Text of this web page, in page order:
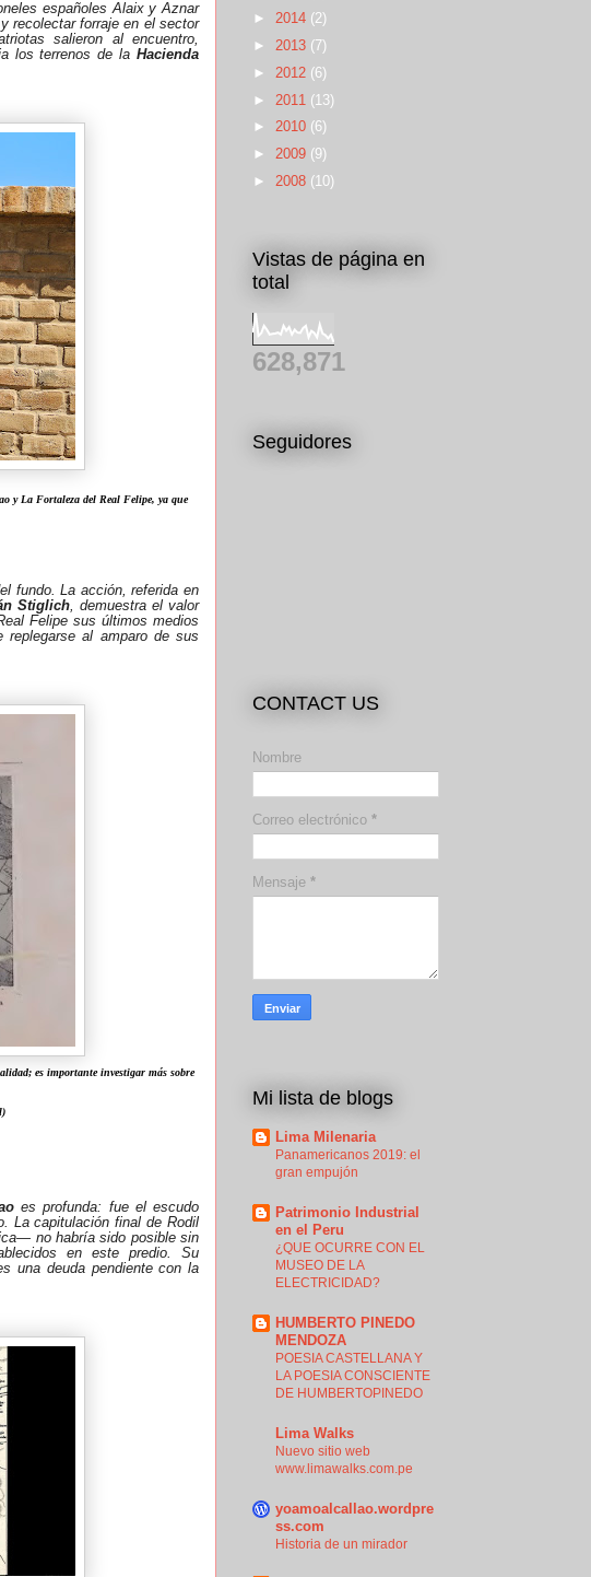
españoles Alaix y Aznar
recolectar forraje en el sector
salieron al encuentro,
los terrenos de la Hacienda
y La Fortaleza del Real Felipe, ya que
fundo. La acción, referida en
Stiglich, demuestra el valor
Felipe sus últimos medios
replegarse al amparo de sus
es importante investigar más sobre
es profunda: fue el escudo
La capitulación final de Rodil
no habría sido posible sin
en este predio. Su
una deuda pendiente con la
► 2014 (2)
► 2013 (7)
► 2012 (6)
► 2011 (13)
► 2010 (6)
► 2009 (9)
► 2008 (10)
Vistas de página en
total
628,871
Seguidores
CONTACT US
Nombre
Correo electrónico *
Mensaje *
Mi lista de blogs
Lima Milenaria
Panamericanos 2019: el
gran empujón
Patrimonio Industrial
en el Peru
¿QUE OCURRE CON EL
MUSEO DE LA
ELECTRICIDAD?
HUMBERTO PINEDO
MENDOZA
POESIA CASTELLANA Y
LA POESIA CONSCIENTE
DE HUMBERTOPINEDO
Lima Walks
Nuevo sitio web
www.limawalks.com.pe
yoamoalcallao.wordpre
ss.com
Historia de un mirador